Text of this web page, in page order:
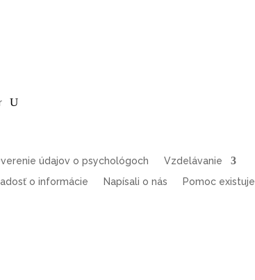
údajov o psychológoch
Vzdelávanie
o informácie Napísali o nás Pomoc existuje